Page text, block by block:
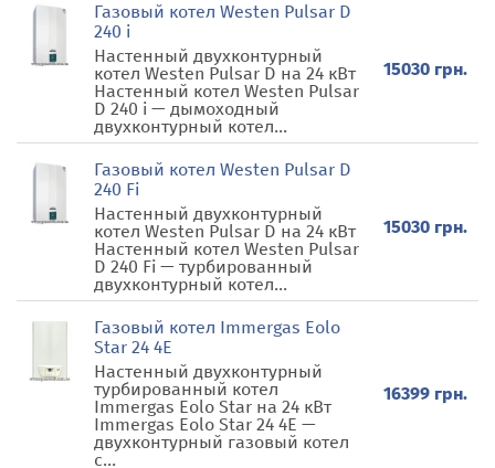
Газовый котел Westen Pulsar D
240 i
Настенный двухконтурный
котел Westen Pulsar D на 24 кВт
Настенный котел Westen Pulsar
D 240 i — дымоходный
двухконтурный котел...
15030 грн.
Газовый котел Westen Pulsar D
240 Fi
Настенный двухконтурный
котел Westen Pulsar D на 24 кВт
Настенный котел Westen Pulsar
D 240 Fi — турбированный
двухконтурный котел...
15030 грн.
Газовый котел Immergas Eolo
Star 24 4E
Настенный двухконтурный
турбированный котел
Immergas Eolo Star на 24 кВт
Immergas Eolo Star 24 4E —
двухконтурный газовый котел
с...
16399 грн.